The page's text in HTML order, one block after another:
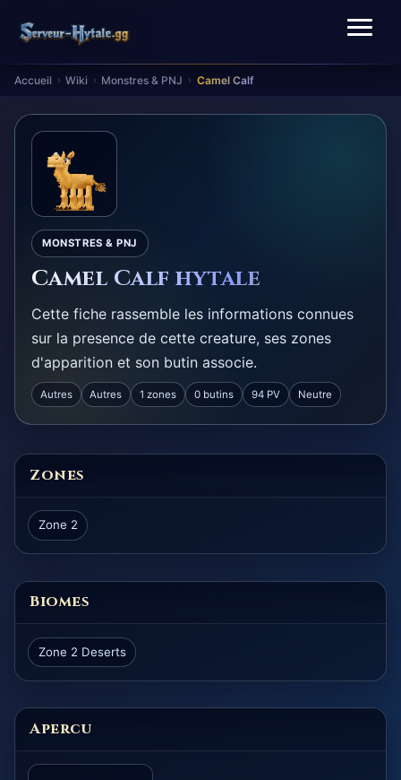
Accueil › Wiki › Monstres & PNJ › Camel Calf
MONSTRES & PNJ
Camel Calf hytale
Cette fiche rassemble les informations connues
sur la presence de cette creature, ses zones
d'apparition et son butin associe.
Autres Autres 1 zones 0 butins 94 PV Neutre
Zones
Zone 2
Biomes
Zone 2 Deserts
Apercu